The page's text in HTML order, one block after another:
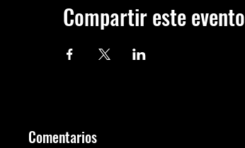
Compartir este evento
Comentarios